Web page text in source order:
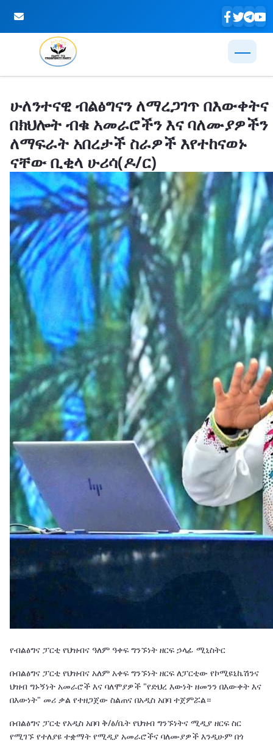
ሁለንተናዊ ብልፅግናን ለማረጋገጥ በእውቀትና
በክህሎት ብቁ አመራሮችን እና ባለሙያዎችን
ለማፍራት አበረታች ስራዎች እየተከናወኑ
ናቸው ቢቂላ ሁሪሳ(ዶ/ር)
የብልፅግና ፓርቲ የህዝብና ዓለም ዓቀፍ ግንኙነት ዘርፍ ኃላፊ ሚኒስትር
በብልፅግና ፓርቲ የህዝብና አለም አቀፍ ግንኙነት ዘርፍ ለፓርቲው የኮሚዩኒኬሽንና
ህዝብ ግኑኝነት አመራሮች እና ባለሞያዎች "የድህረ እውነት ዘመንን በእውቀት እና
በእውነት" መሪ ቃል የተዘጋጀው ስልጠና በአዲስ አበባ ተጀምሯል።
በብልፅግና ፓርቲ የአዲስ አበባ ቅ/ፅ/ቤት የህዝብ ግንኙነትና ሚዲያ ዘርፍ ስር
የሚገኙ የተለያዩ ተቋማት የሚዲያ አመራሮችና ባለሙያዎች እንዲሁም በጎ